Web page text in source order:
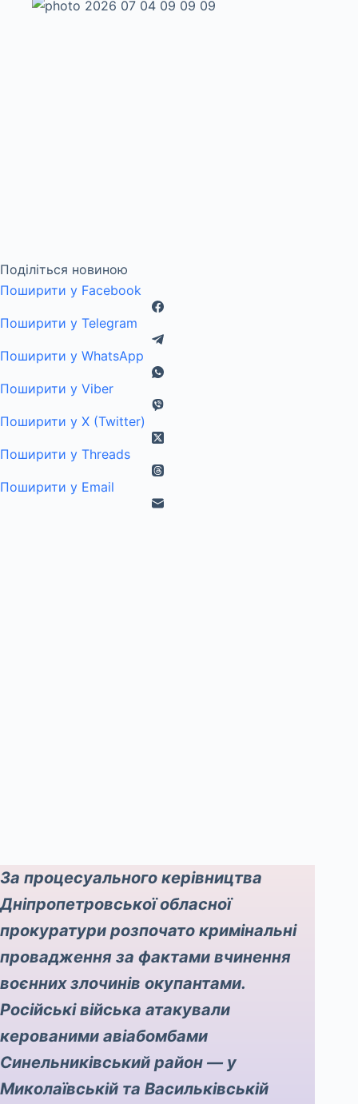
Поділіться новиною
Поширити у Facebook
Поширити у Telegram
Поширити у WhatsApp
Поширити у Viber
Поширити у X (Twitter)
Поширити у Threads
Поширити у Email
За процесуального керівництва
Дніпропетровської обласної
прокуратури розпочато кримінальні
провадження за фактами вчинення
воєнних злочинів окупантами.
Російські війська атакували
керованими авіабомбами
Синельниківський район — у
Миколаївській та Васильківській